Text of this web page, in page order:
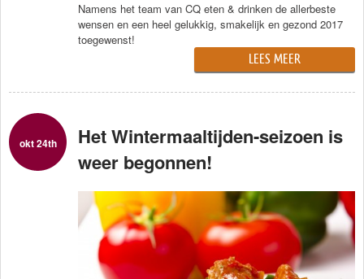
Namens het team van CQ eten & drinken de allerbeste
wensen en een heel gelukkig, smakelijk en gezond 2017
toegewenst!
LEES MEER
okt 24th
Het Wintermaaltijden-seizoen is
weer begonnen!